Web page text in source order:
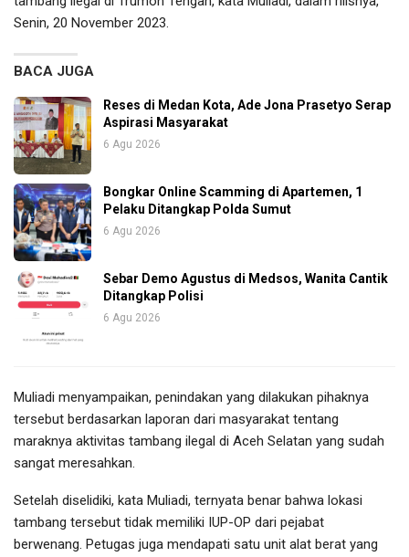
Senin, 20 November 2023.
BACA JUGA
Reses di Medan Kota, Ade Jona Prasetyo Serap
Aspirasi Masyarakat
6 Agu 2026
Bongkar Online Scamming di Apartemen, 1
Pelaku Ditangkap Polda Sumut
6 Agu 2026
Sebar Demo Agustus di Medsos, Wanita Cantik
Ditangkap Polisi
6 Agu 2026
Muliadi menyampaikan, penindakan yang dilakukan pihaknya
tersebut berdasarkan laporan dari masyarakat tentang
maraknya aktivitas tambang ilegal di Aceh Selatan yang sudah
sangat meresahkan.
Setelah diselidiki, kata Muliadi, ternyata benar bahwa lokasi
tambang tersebut tidak memiliki IUP-OP dari pejabat
berwenang. Petugas juga mendapati satu unit alat berat yang